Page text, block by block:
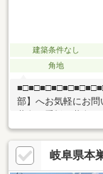
建築条件なし
角地
部】へお気軽にお問
濃善不動産です！
土地探しも住まい
■売買保有物件1000
岐阜県本